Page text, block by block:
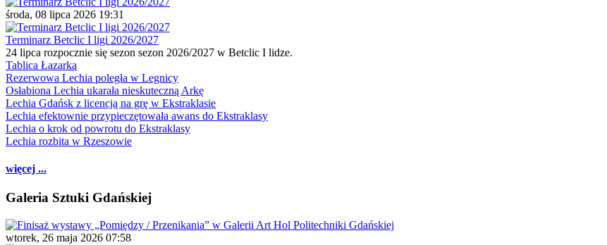
środa, 08 lipca 2026 19:31
Terminarz Betclic I ligi 2026/2027
24 lipca rozpocznie się sezon sezon 2026/2027 w Betclic I lidze.
Tablica Łazarka
Rezerwowa Lechia poległa w Legnicy
Osłabiona Lechia ukarała nieskuteczną Arkę
Lechia Gdańsk z licencją na grę w Ekstraklasie
Lechia efektownie przypieczętowała awans do Ekstraklasy
Lechia o krok od powrotu do Ekstraklasy
Lechia rozbita w Rzeszowie
więcej ...
Galeria Sztuki Gdańskiej
wtorek, 26 maja 2026 07:58